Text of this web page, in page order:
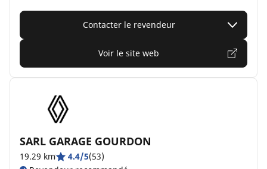
Contacter le revendeur
Voir le site web
SARL GARAGE GOURDON
19.29 km 4.4/5(53)